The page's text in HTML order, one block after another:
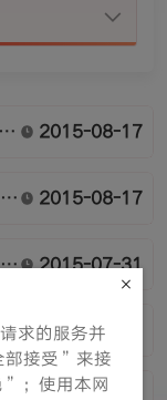
2015-08-17
2015-08-17
2015-07-31
2015-07-31
求的服务并
部接受”来接
”；使用本网